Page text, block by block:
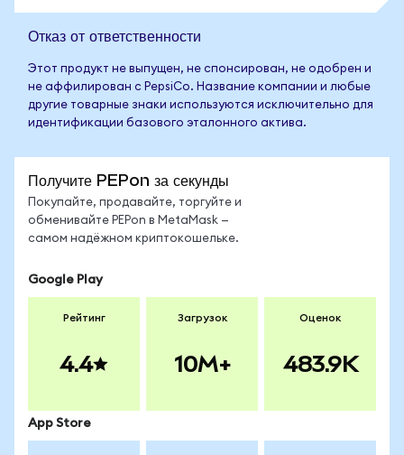
Отказ от ответственности
Этот продукт не выпущен, не спонсирован, не одобрен и
не аффилирован с PepsiCo. Название компании и любые
другие товарные знаки используются исключительно для
идентификации базового эталонного актива.
Получите PEPon за секунды
Покупайте, продавайте, торгуйте и
обменивайте PEPon в MetaMask —
самом надёжном криптокошельке.
Google Play
Рейтинг
4.4
Загрузок
10M+
Оценок
483.9K
App Store